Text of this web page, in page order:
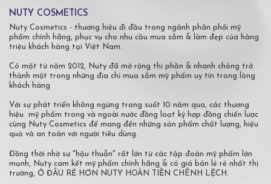
NUTY COSMETICS
Nuty Cosmetics - thương hiệu đi đầu trong ngành phân phối mỹ
phẩm chính hãng, phục vụ cho nhu cầu mua sắm & làm đẹp của hàng
triệu khách hàng tại Việt Nam.
Có mặt từ năm 2012, Nuty đã mở rộng thị phần & nhanh chóng trở
thành một trong những địa chỉ mua sắm mỹ phẩm uy tín trong lòng
khách hàng
Với sự phát triển không ngừng trong suốt 10 năm qua, các thương
hiệu mỹ phẩm trong và ngoài nước đồng loạt ký hợp đồng chiến lược
cùng Nuty Cosmetics để mang đến những sản phẩm chất lượng, hiệu
quả và an toàn với người tiêu dùng.
Đồng thời nhờ sự "hậu thuẫn" rất lớn từ các tập đoàn mỹ phẩm lớn
mạnh, Nuty cam kết mỹ phẩm chính hãng & có giá bán lẻ rẻ nhất thị
trường, Ở ĐÂU RẺ HƠN NUTY HOÀN TIỀN CHÊNH LỆCH.